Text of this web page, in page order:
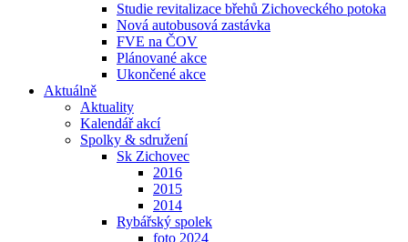
Studie revitalizace břehů Zichoveckého potoka
Nová autobusová zastávka
FVE na ČOV
Plánované akce
Ukončené akce
Aktuálně
Aktuality
Kalendář akcí
Spolky & sdružení
Sk Zichovec
2016
2015
2014
Rybářský spolek
foto 2024